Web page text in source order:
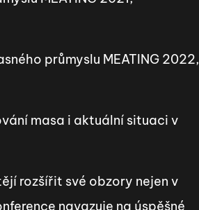
průmyslu MEATING 2022,
masa i aktuální situaci v
rozšířit své obzory nejen v
navazuje na úspěšné